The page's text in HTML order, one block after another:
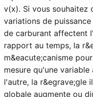
v(x). Si vous souhaitez
variations de
de carburant affectent
rapport au temps, la
m&eacute;canisme
mesure qu'une
l'autre, la r&egrave;gle
globale augmente ou